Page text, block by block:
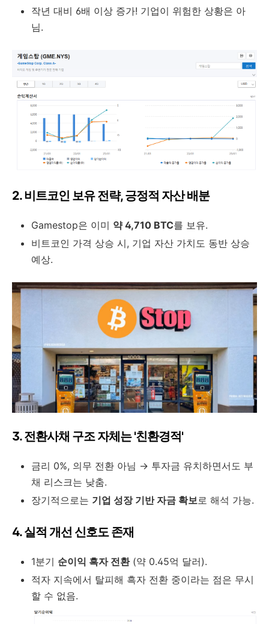
작년 대비 6배 이상 증가! 기업이 위험한 상황은 아
님.
2. 비트코인 보유 전략, 긍정적 자산 배분
Gamestop은 이미 약 4,710 BTC를 보유.
비트코인 가격 상승 시, 기업 자산 가치도 동반 상승
예상.
3. 전환사채 구조 자체는 '친환경적'
금리 0%, 의무 전환 아님 → 투자금 유치하면서도 부
채 리스크는 낮춤.
장기적으로는 기업 성장 기반 자금 확보로 해석 가능.
4. 실적 개선 신호도 존재
1분기 순이익 흑자 전환(약 0.45억 달러).
적자 지속에서 탈피해 흑자 전환 중이라는 점은 무시
할 수 없음.